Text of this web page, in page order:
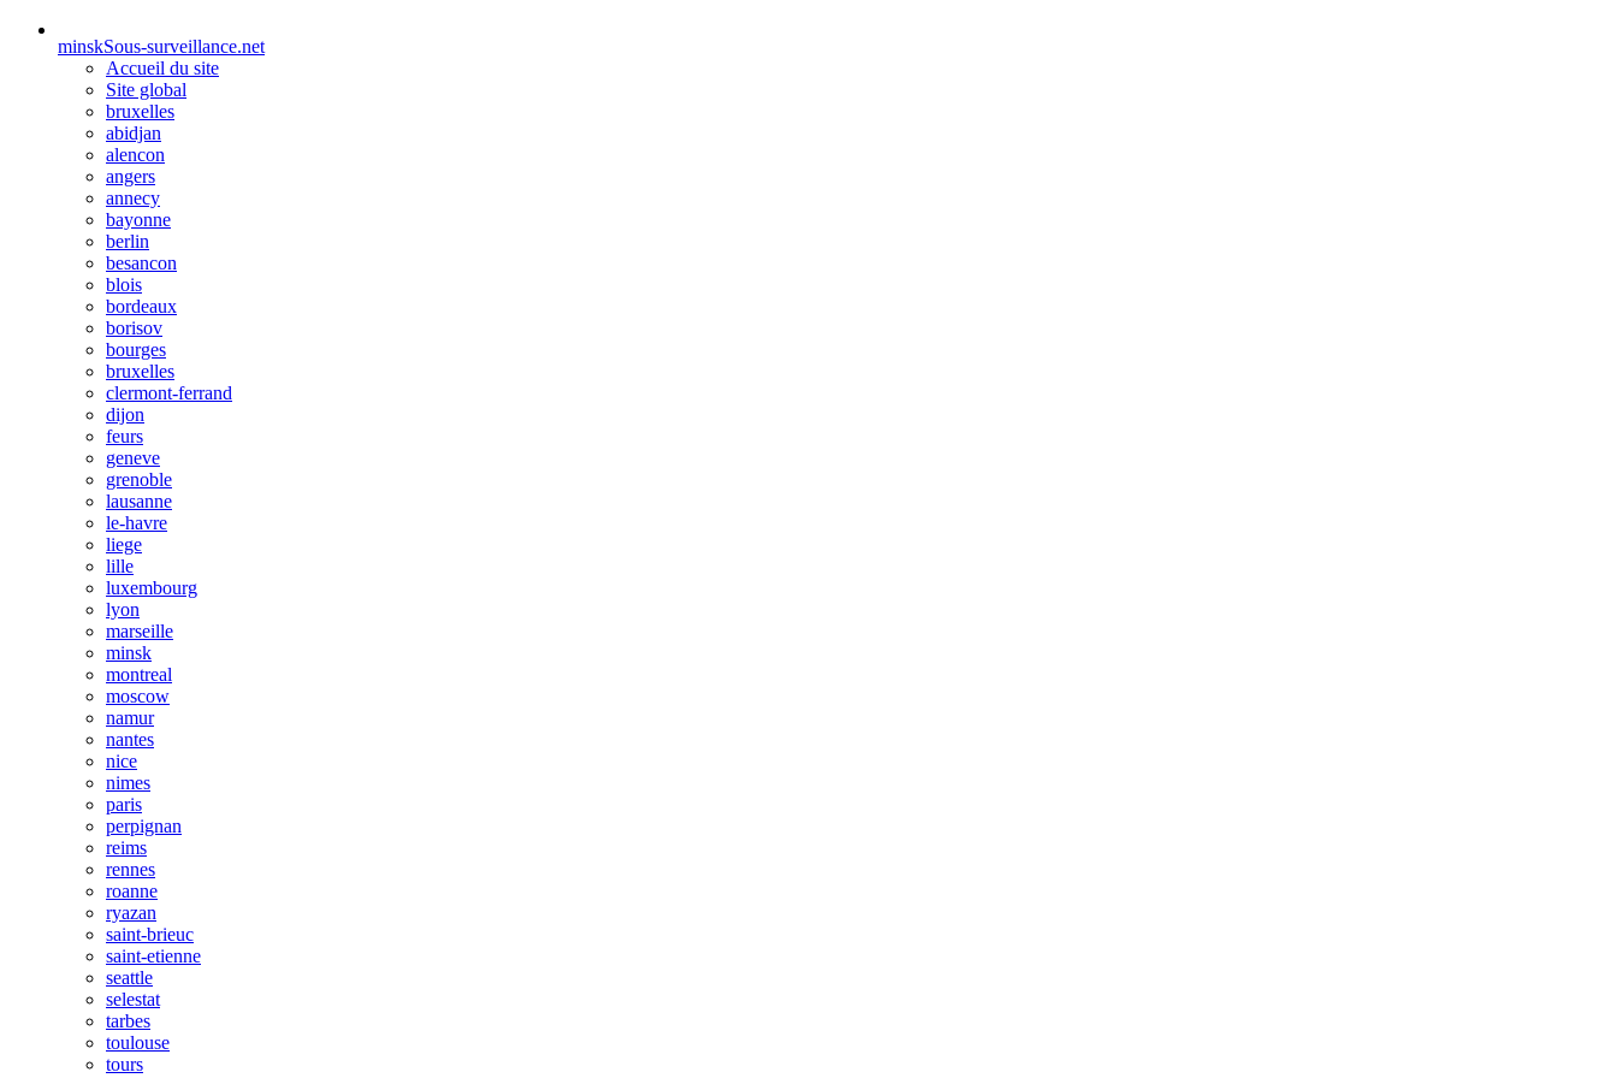
minskSous-surveillance.net
Accueil du site
Site global
bruxelles
abidjan
alencon
angers
annecy
bayonne
berlin
besancon
blois
bordeaux
borisov
bourges
bruxelles
clermont-ferrand
dijon
feurs
geneve
grenoble
lausanne
le-havre
liege
lille
luxembourg
lyon
marseille
minsk
montreal
moscow
namur
nantes
nice
nimes
paris
perpignan
reims
rennes
roanne
ryazan
saint-brieuc
saint-etienne
seattle
selestat
tarbes
toulouse
tours